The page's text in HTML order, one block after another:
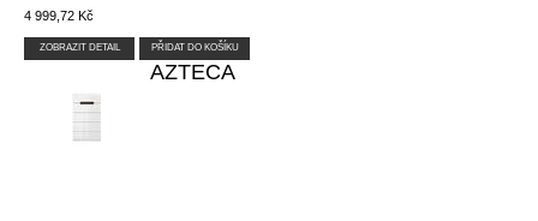
4 999,72 Kč
ZOBRAZIT DETAIL PŘIDAT DO KOŠÍKU
AZTECA